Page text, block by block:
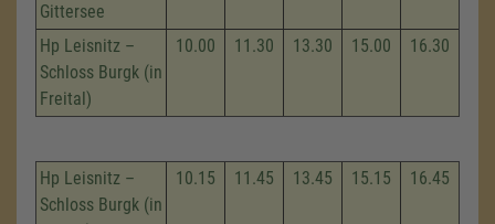
Gittersee
Hp Leisnitz –
Schloss Burgk (in
Freital)
10.00 11.30 13.30 15.00 16.30
Hp Leisnitz –
Schloss Burgk (in
10.15 11.45 13.45 15.15 16.45